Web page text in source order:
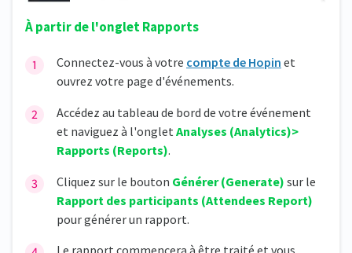
À partir de l'onglet Rapports
Connectez-vous à votre compte de Hopin et
ouvrez votre page d'événements.
Accédez au tableau de bord de votre événement
et naviguez à l'onglet Analyses (Analytics)>
Rapports (Reports).
Cliquez sur le bouton Générer (Generate) sur le
Rapport des participants (Attendees Report)
pour générer un rapport.